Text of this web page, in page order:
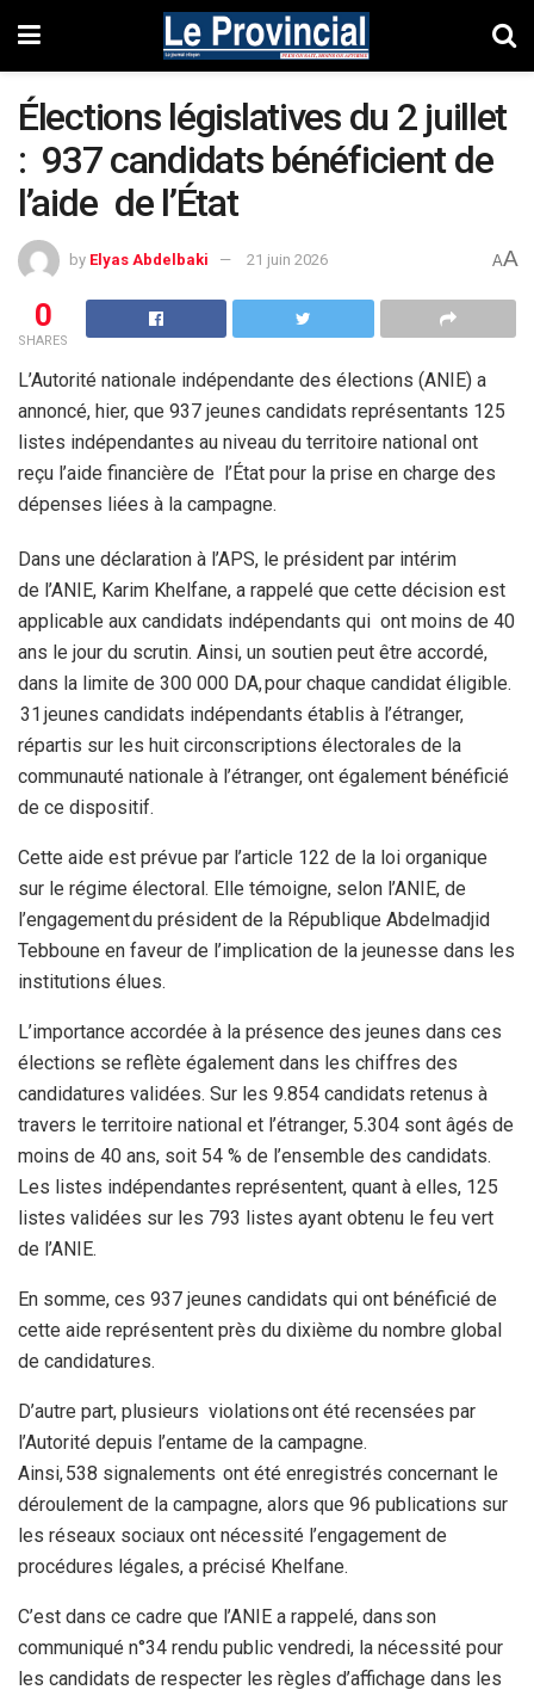
Élections législatives du 2 juillet
: 937 candidats bénéficient de
l’aide de l’État
by Elyas Abdelbaki 21 juin 2026 AA
0
SHARES
L’Autorité nationale indépendante des élections (ANIE) a
annoncé, hier, que 937 jeunes candidats représentants 125
listes indépendantes au niveau du territoire national ont
reçu l’aide financière de l’État pour la prise en charge des
dépenses liées à la campagne.
Dans une déclaration à l’APS, le président par intérim
de l’ANIE, Karim Khelfane, a rappelé que cette décision est
applicable aux candidats indépendants qui ont moins de 40
ans le jour du scrutin. Ainsi, un soutien peut être accordé,
dans la limite de 300 000 DA, pour chaque candidat éligible.
31 jeunes candidats indépendants établis à l’étranger,
répartis sur les huit circonscriptions électorales de la
communauté nationale à l’étranger, ont également bénéficié
de ce dispositif.
Cette aide est prévue par l’article 122 de la loi organique
sur le régime électoral. Elle témoigne, selon l’ANIE, de
l’engagement du président de la République Abdelmadjid
Tebboune en faveur de l’implication de la jeunesse dans les
institutions élues.
L’importance accordée à la présence des jeunes dans ces
élections se reflète également dans les chiffres des
candidatures validées. Sur les 9.854 candidats retenus à
travers le territoire national et l’étranger, 5.304 sont âgés de
moins de 40 ans, soit 54 % de l’ensemble des candidats.
Les listes indépendantes représentent, quant à elles, 125
listes validées sur les 793 listes ayant obtenu le feu vert
de l’ANIE.
En somme, ces 937 jeunes candidats qui ont bénéficié de
cette aide représentent près du dixième du nombre global
de candidatures.
D’autre part, plusieurs violations ont été recensées par
l’Autorité depuis l’entame de la campagne.
Ainsi, 538 signalements ont été enregistrés concernant le
déroulement de la campagne, alors que 96 publications sur
les réseaux sociaux ont nécessité l’engagement de
procédures légales, a précisé Khelfane.
C’est dans ce cadre que l’ANIE a rappelé, dans son
communiqué n°34 rendu public vendredi, la nécessité pour
les candidats de respecter les règles d’affichage dans les